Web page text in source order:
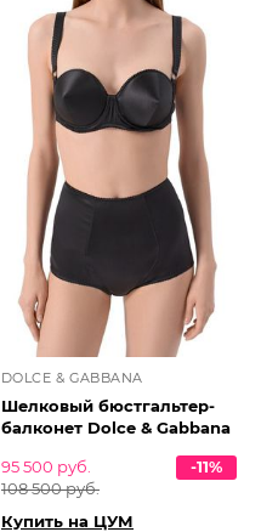
DOLCE & GABBANA
Шелковый бюстгальтер-
балконет Dolce & Gabbana
95 500 руб.
108 500 руб.
-11%
Купить на ЦУМ